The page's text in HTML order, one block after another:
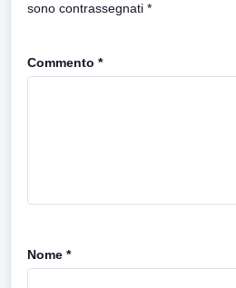
sono contrassegnati *
Commento *
Nome *